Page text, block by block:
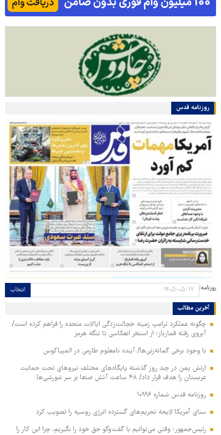
روزنامه قدس
روزنامه: انتخاب
آخرین مطالب
چگونه عملکرد ترامپ زمینه خجالت‌زدگی ایالات متحده را فراهم کرده است/
آبروی رفته قمارباز؛ از استخر انعکاسی تا تنگه هرمز
با وجود برخی گمانه‌زنی‌ها/ آینده نامعلوم طارمی در المپیاکوس
ارتش یمن در چند روز گذشته پایگاه‌های مختلف نیروهای تحت حمایت
عربستان را هدف قرار داد/ ۴۸ ساعت آتش صنعا بر سر شورشی‌ها
روزنامه قدس شماره ۱۰۹۹۶
سنای آمریکا لایحه تحریم‌های گسترده انرژی روسیه را تصویب کرد
رئیس‌جمهور: وقتی می‌توانیم با گفت‌وگو حق خود را بگیریم، چرا این کار را